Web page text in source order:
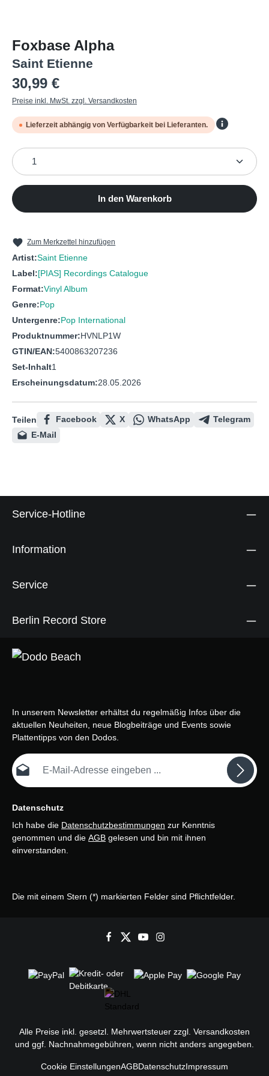
Foxbase Alpha
Saint Etienne
Regulärer Preis:
30,99 €
Preise inkl. MwSt. zzgl. Versandkosten
Lieferzeit abhängig von Verfügbarkeit bei Lieferanten.
Produkt Anzahl: Gib den gewünschten Wert ein
In den Warenkorb
Zum Merkzettel hinzufügen
Artist:Saint Etienne
Label:[PIAS] Recordings Catalogue
Format:Vinyl Album
Genre:Pop
Untergenre:Pop International
Produktnummer:HVNLP1W
GTIN/EAN:5400863207236
Set-Inhalt1
Erscheinungsdatum:28.05.2026
Teilen Facebook X WhatsApp
Telegram
E-Mail
Service-Hotline
Information
Service
Berlin Record Store
In unserem Newsletter erhältst du regelmäßig Infos über die
aktuellen Neuheiten, neue Blogbeiträge und Events sowie
Plattentipps von den Dodos.
E-Mail-Adresse*
Datenschutz
Ich habe die Datenschutzbestimmungen zur Kenntnis
genommen und die AGB gelesen und bin mit ihnen
einverstanden.
Die mit einem Stern (*) markierten Felder sind Pflichtfelder.
Alle Preise inkl. gesetzl. Mehrwertsteuer zzgl. Versandkosten
und ggf. Nachnahmegebühren, wenn nicht anders angegeben.
Cookie EinstellungenAGBDatenschutzImpressum